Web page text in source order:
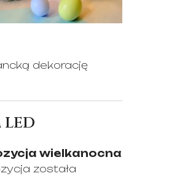
dekorację
wielkanocna
została